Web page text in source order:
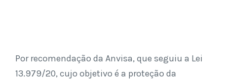
Por recomendação da Anvisa, que seguiu a Lei
13.979/20, cujo objetivo é a proteção da